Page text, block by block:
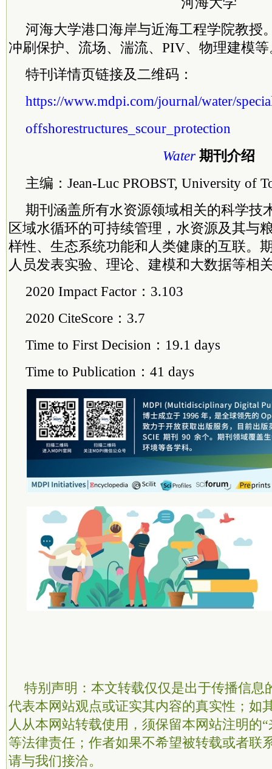
河海大学港口海岸与近海工程学院教授
冲刷保护、流场、湍流、PIV、物理建模等
特刊详情页链接及二维码：
https://www.mdpi.com/journal/water/
offshorestructures_scour_protection
Water 期刊介绍
主编：Jean-Luc PROBST, University of
期刊涵盖所有水资源领域相关的科学技
区域水循环的可持续管理，水资源及其与
样性、生态系统功能和人类健康的互联。
人员发表实验、理论、建模和大数据等相
2020 Impact Factor：3.103
2020 CiteScore：3.7
Time to First Decision：19.1 days
Time to Publication：41 days
特别声明：本文转载仅仅是出于传播信息
代表本网站观点或证实其内容的真实性；如
人从本网站转载使用，须保留本网站注明的
等法律责任；作者如果不希望被转载或者联
请与我们接洽。